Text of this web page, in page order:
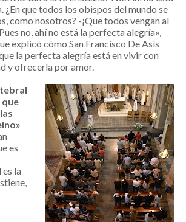
¿En que todos los obispos del mundo se
como nosotros? -¡Que todos vengan al
no, ahí no está la perfecta alegría»,
explicó cómo San Francisco De Asís
la perfecta alegría está en vivir con
y ofrecerla por amor.
es
la